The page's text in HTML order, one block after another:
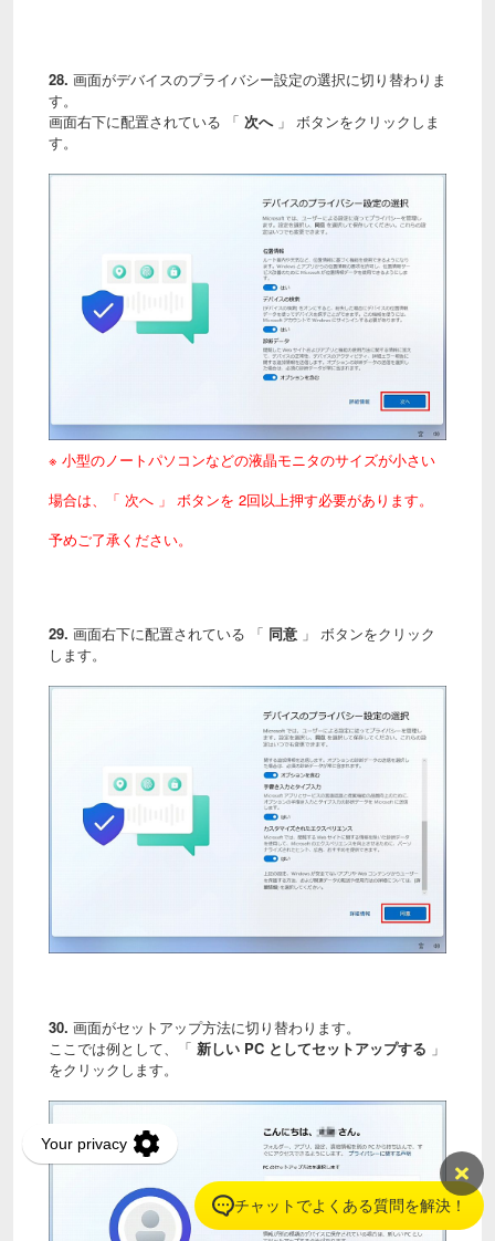
28. 画面がデバイスのプライバシー設定の選択に切り替わりま
す。
画面右下に配置されている 「 次へ」 ボタンをクリックしま
す。
※ 小型のノートパソコンなどの液晶モニタのサイズが小さい
場合は、「 次へ 」 ボタンを 2回以上押す必要があります。
予めご了承ください。
29. 画面右下に配置されている 「 同意 」 ボタンをクリック
します。
30. 画面がセットアップ方法に切り替わります。
ここでは例として、「 新しい PC としてセットアップする 」
をクリックします。
チャットでよくある質問を解決！